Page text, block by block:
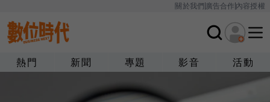
關於我們廣告合作內容授權
熱門 新聞 專題 影音 活動